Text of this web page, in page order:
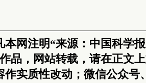
本网注明“来源：中国科学
品，网站转载，请在正文
作实质性改动；微信公众号